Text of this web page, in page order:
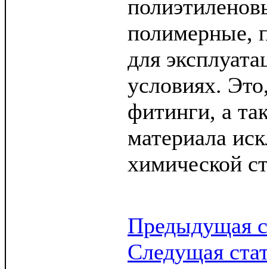
полимерные,
для
условиях.
фитинги, а
материала
химической
Предыдущая
Следущая